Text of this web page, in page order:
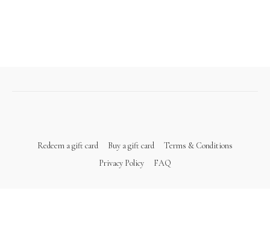
Redeem a gift card Buy a gift card
Terms & Conditions
Privacy Policy
FAQ